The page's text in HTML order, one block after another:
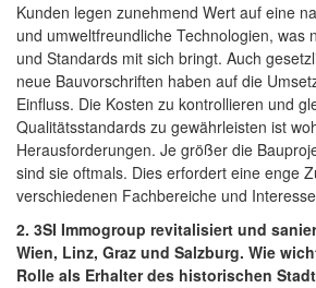
Kunden legen zunehmend Wert auf eine
und umweltfreundliche Technologien, was
und Standards mit sich bringt. Auch
neue Bauvorschriften haben auf die
Einfluss. Die Kosten zu kontrollieren und
Qualitätsstandards zu gewährleisten ist
Herausforderungen. Je größer die
sind sie oftmals. Dies erfordert eine enge
verschiedenen Fachbereiche und
2. 3SI Immogroup revitalisiert und
Wien, Linz, Graz und Salzburg. Wie
Rolle als Erhalter des historischen